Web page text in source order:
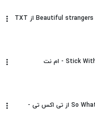
اجرای زنده آهنگ So What از تی اکس تی -